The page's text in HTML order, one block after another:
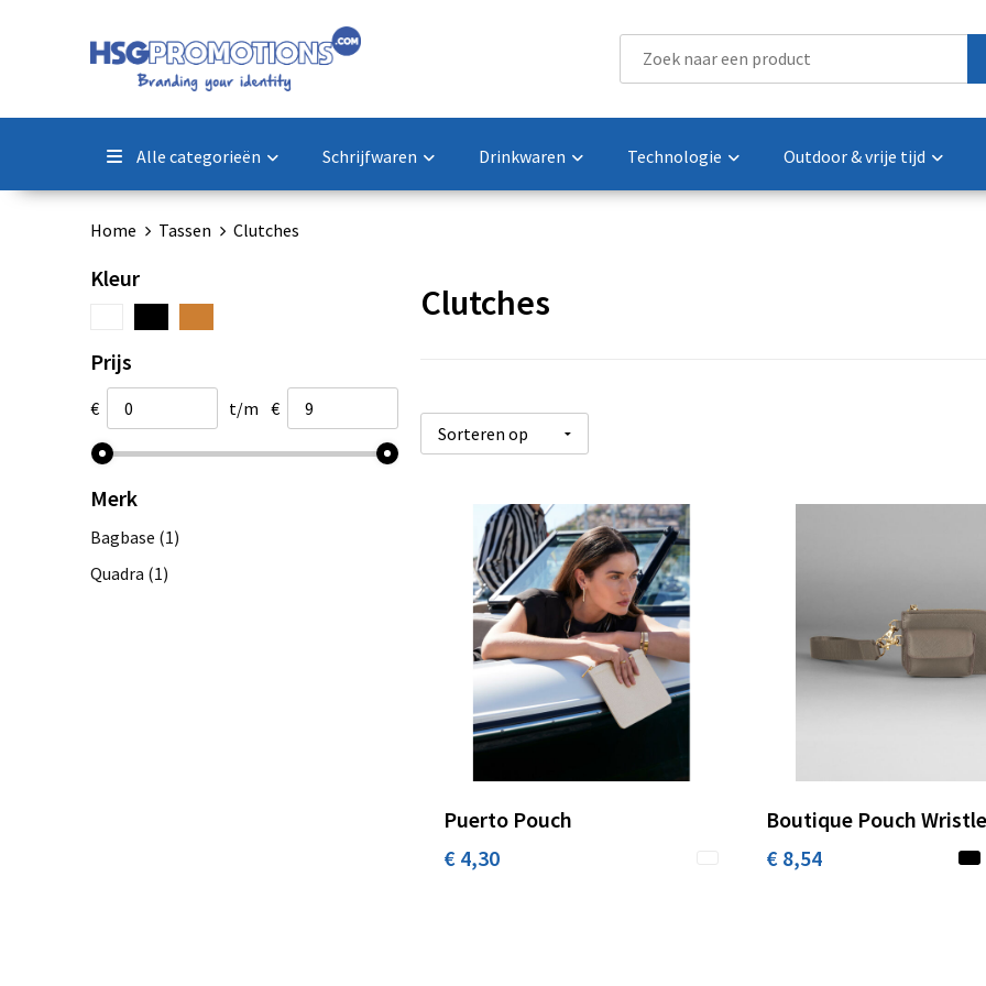
Alle categorieën Schrijfwaren Drinkwaren Technologie Outdoor & vrije tijd
Home Tassen Clutches
Kleur
Prijs
€ t/m €
Merk
Bagbase (1)
Quadra (1)
Clutches
Puerto Pouch
€ 4,30
Boutique Pouch
€ 8,54